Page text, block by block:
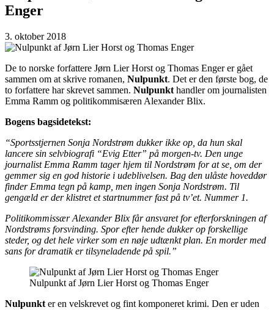
Enger
3. oktober 2018
De to norske forfattere Jørn Lier Horst og Thomas Enger er gået
sammen om at skrive romanen, Nulpunkt. Det er den første bog, de
to forfattere har skrevet sammen. Nulpunkt handler om journalisten
Emma Ramm og politikommisæren Alexander Blix.
Bogens bagsidetekst:
“Sportsstjernen Sonja Nordstrøm dukker ikke op, da hun skal
lancere sin selvbiografi “Evig Etter” på morgen-tv. Den unge
journalist Emma Ramm tager hjem til Nordstrøm for at se, om der
gemmer sig en god historie i udeblivelsen. Bag den ulåste hoveddør
finder Emma tegn på kamp, men ingen Sonja Nordstrøm. Til
gengæld er der klistret et startnummer fast på tv’et. Nummer 1.
Politikommissær Alexander Blix får ansvaret for efterforskningen af
Nordstrøms forsvinding. Spor efter hende dukker op forskellige
steder, og det hele virker som en nøje udtænkt plan. En morder med
sans for dramatik er tilsyneladende på spil.”
Nulpunkt af Jørn Lier Horst og Thomas Enger
Nulpunkt er en velskrevet og fint komponeret krimi. Den er uden